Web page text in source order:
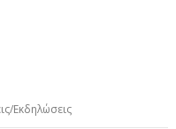
Εκδηλώσεις